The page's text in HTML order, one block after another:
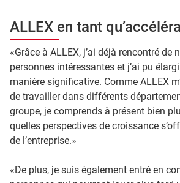
ALLEX en tant
«Grâce à ALLEX, j’ai déjà rencontré de
personnes intéressantes et j’ai pu
manière significative. Comme ALLEX
de travailler dans différents
groupe, je comprends à présent bien
quelles perspectives de croissance
de l’entreprise.»
«De plus, je suis également entré en